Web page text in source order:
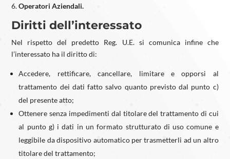
Operatori Aziendali.
Diritti dell’interessato
Nel rispetto del predetto Reg. U.E. si comunica infine che
l’interessato ha il diritto di:
Accedere, rettificare, cancellare, limitare e opporsi al
trattamento dei dati fatto salvo quanto previsto dal punto c)
del presente atto;
Ottenere senza impedimenti dal titolare del trattamento di cui
al punto g) i dati in un formato strutturato di uso comune e
leggibile da dispositivo automatico per trasmetterli ad un altro
titolare del trattamento;